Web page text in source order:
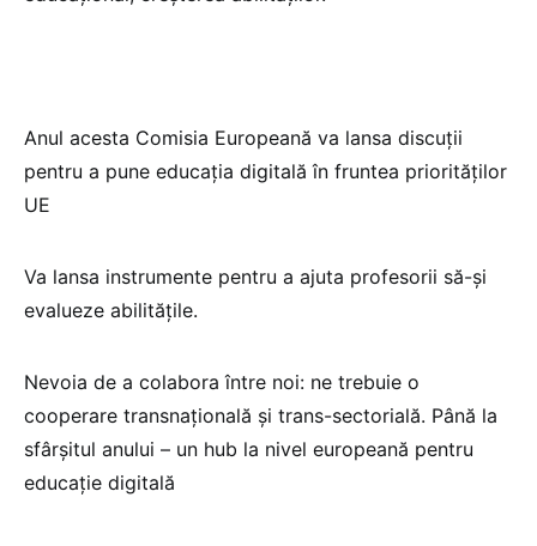
Anul acesta Comisia Europeană va lansa discuții
pentru a pune educația digitală în fruntea priorităților
UE
Va lansa instrumente pentru a ajuta profesorii să-și
evalueze abilitățile.
Nevoia de a colabora între noi: ne trebuie o
cooperare transnațională și trans-sectorială. Până la
sfârșitul anului – un hub la nivel europeană pentru
educație digitală